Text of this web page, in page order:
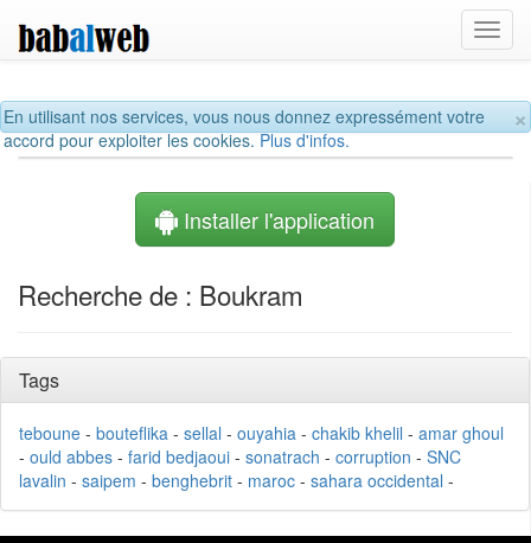
×
En utilisant nos services, vous nous donnez expressément votre
accord pour exploiter les cookies.Plus d'infos.
Installer l'application
Recherche de : Boukram
Tags
teboune - bouteflika - sellal - ouyahia - chakib khelil - amar ghoul
- ould abbes - farid bedjaoui - sonatrach - corruption - SNC
lavalin - saipem - benghebrit - maroc - sahara occidental -